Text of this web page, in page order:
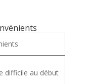
difficile au début